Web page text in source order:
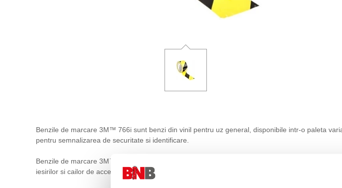
Benzile de marcare 3M™ 766i sunt benzi din vinil pentru uz general, disponibile intr-o paleta
pentru semnalizarea de securitate si identificare.
Benzile de marcare 3M™ 766i pot fi utilizate in aplicatii precum marcarea cailor de circulatie in
iesirilor si cailor de acces, localizarea echipamentelor destinate prevenirii si stingerii incendiilor etc